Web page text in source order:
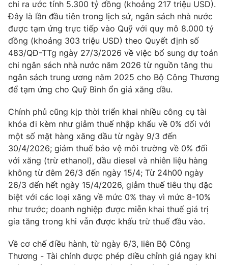
Liên hệ quảng cáo:024-7300.7108
® Cấm sao chép dưới mọi hình thức nếu không có sự chấp
thuận bằng văn bản. Ghi rõ nguồn VTV.vn khi phát hành lại
thông tin từ website này.
chi ra ước tính 5.300 tỷ đồng (khoảng 217 triệu USD).
Đây là lần đầu tiên trong lịch sử, ngân sách nhà nước
được tạm ứng trực tiếp vào Quỹ với quy mô 8.000 tỷ
đồng (khoảng 303 triệu USD) theo Quyết định số
483/QĐ-TTg ngày 27/3/2026 về việc bổ sung dự toán
chi ngân sách nhà nước năm 2026 từ nguồn tăng thu
ngân sách trung ương năm 2025 cho Bộ Công Thương
để tạm ứng cho Quỹ Bình ổn giá xăng dầu.
Chính phủ cũng kịp thời triển khai nhiều công cụ tài
khóa đi kèm như giảm thuế nhập khẩu về 0% đối với
một số mặt hàng xăng dầu từ ngày 9/3 đến
30/4/2026; giảm thuế bảo vệ môi trường về 0% đối
với xăng (trừ ethanol), dầu diesel và nhiên liệu hàng
không từ đêm 26/3 đến ngày 15/4; Từ 24h00 ngày
26/3 đến hết ngày 15/4/2026, giảm thuế tiêu thụ đặc
biệt với các loại xăng về mức 0% thay vì mức 8-10%
như trước; doanh nghiệp được miễn khai thuế giá trị
gia tăng trong khi vẫn được khấu trừ thuế đầu vào.
Về cơ chế điều hành, từ ngày 6/3, liên Bộ Công
Thương - Tài chính được phép điều chỉnh giá ngay khi